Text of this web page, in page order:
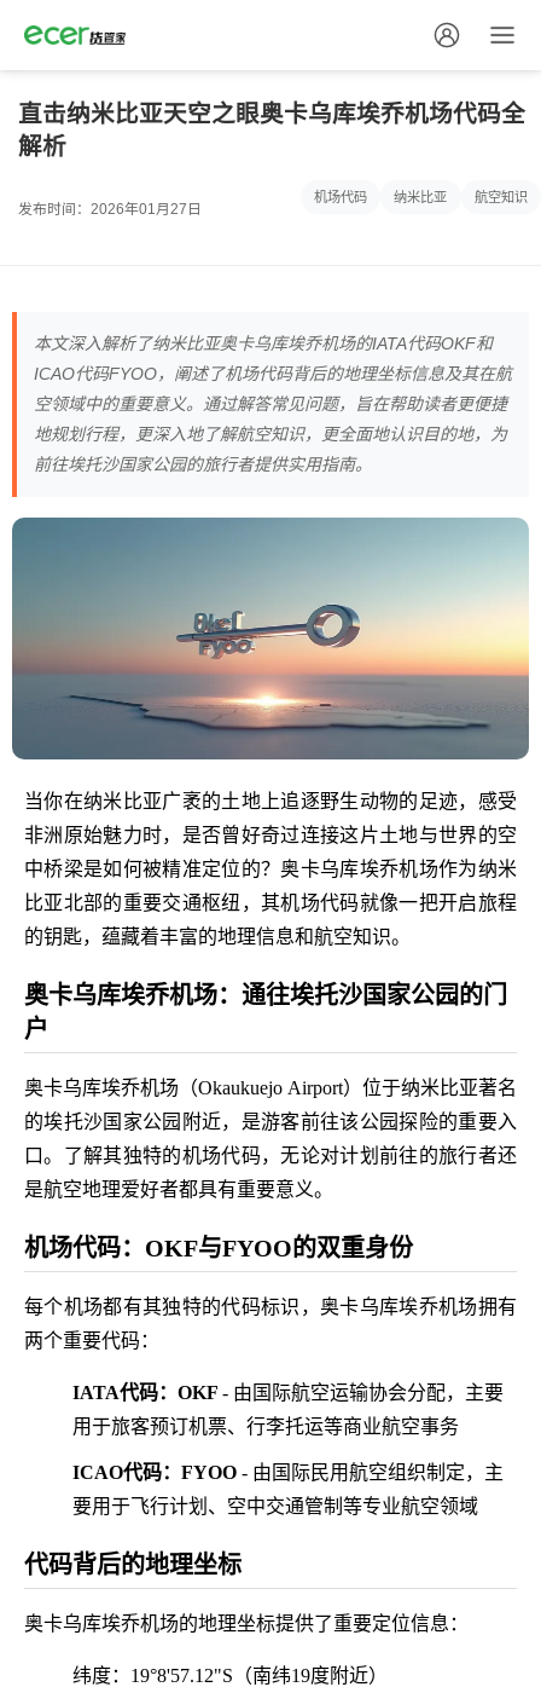
直击纳米比亚天空之眼奥卡乌库埃乔机场代码全
解析
发布时间：2026年01月27日
机场代码 纳米比亚 航空知识
本文深入解析了纳米比亚奥卡乌库埃乔机场的IATA代码OKF和
ICAO代码FYOO，阐述了机场代码背后的地理坐标信息及其在航
空领域中的重要意义。通过解答常见问题，旨在帮助读者更便捷
地规划行程，更深入地了解航空知识，更全面地认识目的地，为
前往埃托沙国家公园的旅行者提供实用指南。
当你在纳米比亚广袤的土地上追逐野生动物的足迹，感受
非洲原始魅力时，是否曾好奇过连接这片土地与世界的空
中桥梁是如何被精准定位的？奥卡乌库埃乔机场作为纳米
比亚北部的重要交通枢纽，其机场代码就像一把开启旅程
的钥匙，蕴藏着丰富的地理信息和航空知识。
奥卡乌库埃乔机场：通往埃托沙国家公园的门
户
奥卡乌库埃乔机场（Okaukuejo Airport）位于纳米比亚著名
的埃托沙国家公园附近，是游客前往该公园探险的重要入
口。了解其独特的机场代码，无论对计划前往的旅行者还
是航空地理爱好者都具有重要意义。
机场代码：OKF与FYOO的双重身份
每个机场都有其独特的代码标识，奥卡乌库埃乔机场拥有
两个重要代码：
IATA代码：OKF - 由国际航空运输协会分配，主要
用于旅客预订机票、行李托运等商业航空事务
ICAO代码：FYOO - 由国际民用航空组织制定，主
要用于飞行计划、空中交通管制等专业航空领域
代码背后的地理坐标
奥卡乌库埃乔机场的地理坐标提供了重要定位信息：
纬度：19°8'57.12"S（南纬19度附近）